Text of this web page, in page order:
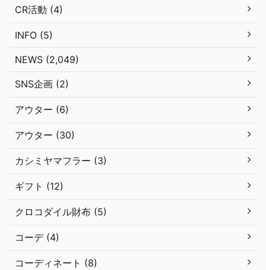
CR活動 (4)
INFO (5)
NEWS (2,049)
SNS企画 (2)
アウター (6)
アウター (30)
カシミヤマフラー (3)
ギフト (12)
クロコダイル財布 (5)
コーデ (4)
コーディネート (8)